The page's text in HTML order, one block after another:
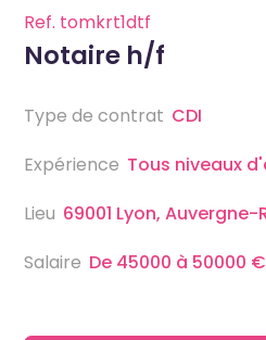
Ref. tomkrt1dtf
Notaire h/f
Type de contrat CDI
Expérience Tous niveaux
Lieu 69001 Lyon,
Salaire De 45000 à 50000